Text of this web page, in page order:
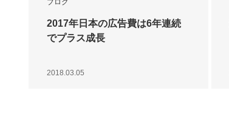
2017年日本の広告費は6年連続
でプラス成長
2018.03.05